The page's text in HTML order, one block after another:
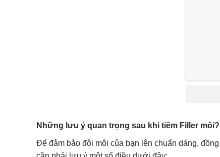
Những lưu ý quan trọng sau khi tiêm Filler môi?
Để đảm bảo đôi môi của bạn lên chuẩn dáng,